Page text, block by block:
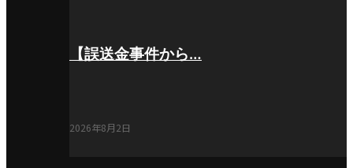
【誤送金事件から…
2026年8月2日